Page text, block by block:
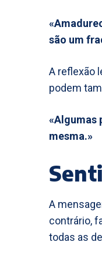
são um
A reflexão
podem
«Algumas
mesma.»
A
contrário,
todas as